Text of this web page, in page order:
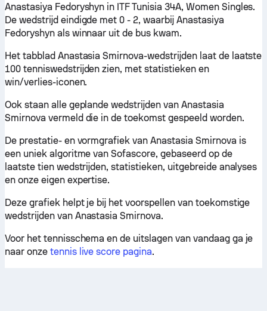
Anastasiya Fedoryshyn in ITF Tunisia 34A, Women Singles.
De wedstrijd eindigde met 0 - 2, waarbij Anastasiya
Fedoryshyn als winnaar uit de bus kwam.
Het tabblad Anastasia Smirnova-wedstrijden laat de laatste
100 tenniswedstrijden zien, met statistieken en
win/verlies-iconen.
Ook staan alle geplande wedstrijden van Anastasia
Smirnova vermeld die in de toekomst gespeeld worden.
De prestatie- en vormgrafiek van Anastasia Smirnova is
een uniek algoritme van Sofascore, gebaseerd op de
laatste tien wedstrijden, statistieken, uitgebreide analyses
en onze eigen expertise.
Deze grafiek helpt je bij het voorspellen van toekomstige
wedstrijden van Anastasia Smirnova.
Voor het tennisschema en de uitslagen van vandaag ga je
naar onze tennis live score pagina.